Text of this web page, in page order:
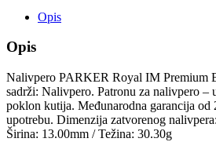
Opis
Opis
Nalivpero PARKER Royal IM Premium
sadrži: Nalivpero. Patronu za nalivpero –
poklon kutija. Međunarodna garancija od
upotrebu. Dimenzija zatvorenog
Širina: 13.00mm / Težina: 30.30g